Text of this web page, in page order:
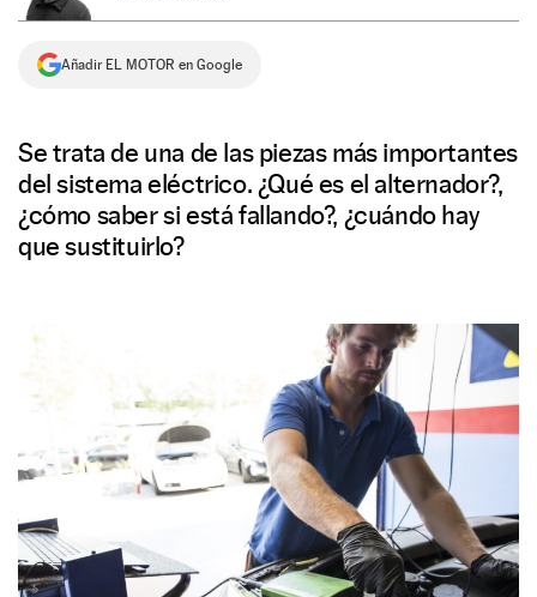
Añadir EL MOTOR en Google
Se trata de una de las piezas más importantes
del sistema eléctrico. ¿Qué es el alternador?,
¿cómo saber si está fallando?, ¿cuándo hay
que sustituirlo?